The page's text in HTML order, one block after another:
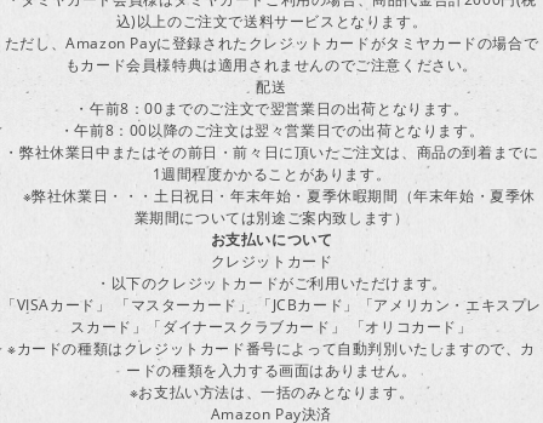
込)以上のご注文で送料サービスとなります。
ただし、Amazon Payに登録されたクレジットカードがタミヤカードの場合で
もカード会員様特典は適用されませんのでご注意ください。
配送
・午前8：00までのご注文で翌営業日の出荷となります。
・午前8：00以降のご注文は翌々営業日での出荷となります。
・弊社休業日中またはその前日・前々日に頂いたご注文は、商品の到着までに
1週間程度かかることがあります。
※弊社休業日・・・土日祝日・年末年始・夏季休暇期間（年末年始・夏季休
業期間については別途ご案内致します）
お支払いについて
クレジットカード
・以下のクレジットカードがご利用いただけます。
「VISAカード」 「マスターカード」 「JCBカード」「アメリカン・エキスプレ
スカード」「ダイナースクラブカード」 「オリコカード」
※カードの種類はクレジットカード番号によって自動判別いたしますので、カ
ードの種類を入力する画面はありません。
※お支払い方法は、一括のみとなります。
Amazon Pay決済